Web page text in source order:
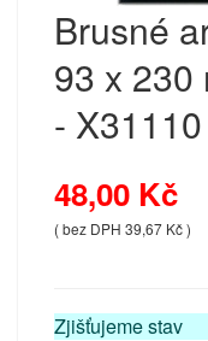
Brusné
93 x 230
- X31110
48,00 Kč
( bez DPH 39,67 Kč )
Zjišťujeme stav